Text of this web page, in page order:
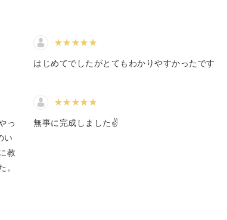
はじめてでしたがとてもわかりやすかったです
っ
い
教
。
無事に完成しました✌️